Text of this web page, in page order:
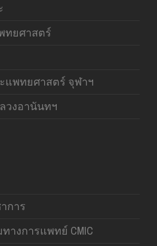
ทยศาสตร์
พทยศาสตร์ จุฬาฯ
วงอานันทฯ
การ
างการแพทย์ CMIC